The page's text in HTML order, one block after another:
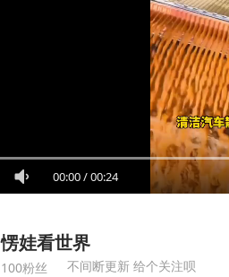
00:00/00:24
愣娃看世界
100粉丝 不间断更新 给个关注呗